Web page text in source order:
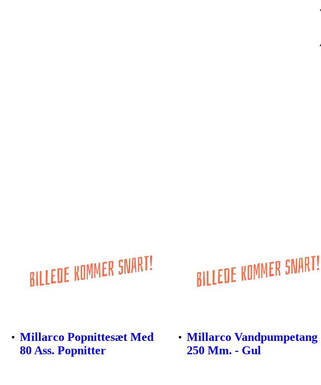
Millarco Popnittesæt Med
80 Ass. Popnitter
Millarco Vandpumpetang
250 Mm. - Gul